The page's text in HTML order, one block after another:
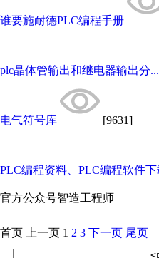
谁要施耐德PLC编程手册
plc晶体管输出和继电器输出分...
电气符号库 [9631]
PLC编程资料、PLC编程软件下
官方公众号智造工程师
首页 上一页 1 2 3 下一页 尾页